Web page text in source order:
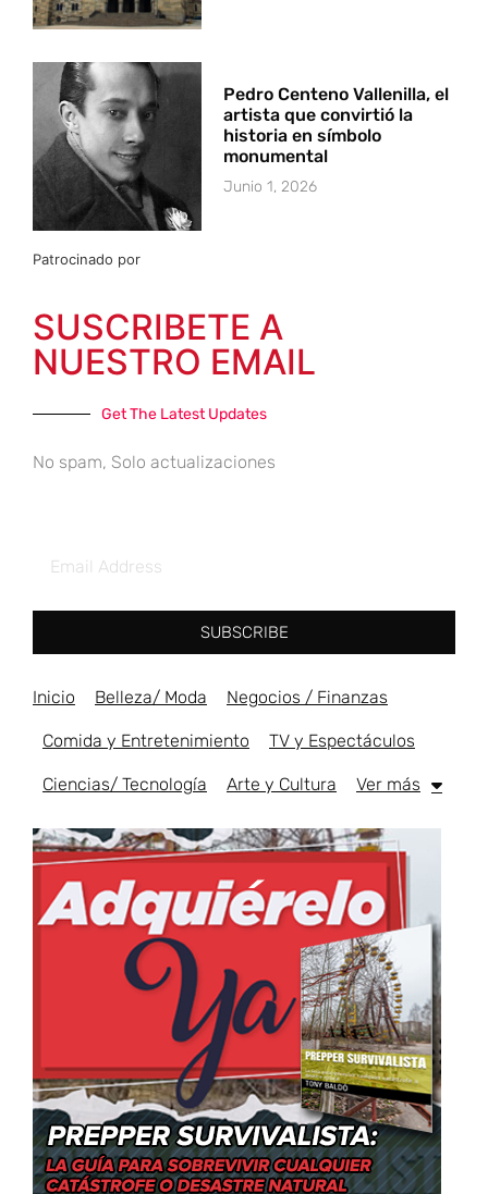
Pedro Centeno Vallenilla, el
artista que convirtió la
historia en símbolo
monumental
Junio 1, 2026
Patrocinado por
SUSCRIBETE A
NUESTRO EMAIL
Get The Latest Updates
No spam, Solo actualizaciones
SUBSCRIBE
Inicio Belleza/ Moda Negocios / Finanzas
Comida y Entretenimiento TV y Espectáculos
Ciencias/ Tecnología Arte y Cultura Ver más